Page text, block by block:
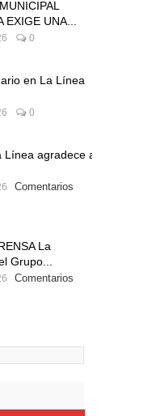
EXIGE UNA...
0
en La Línea
0
agradece a
Comentarios
La
Grupo...
Comentarios